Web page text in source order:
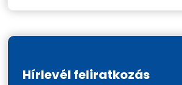
Hírlevél feliratkozás